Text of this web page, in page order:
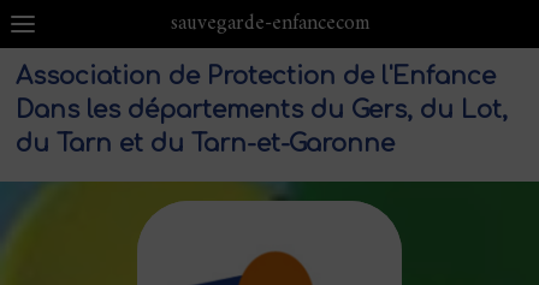
sauvegarde-enfancecom
Association de Protection de l'Enfance
Dans les départements du Gers, du Lot,
du Tarn et du Tarn-et-Garonne